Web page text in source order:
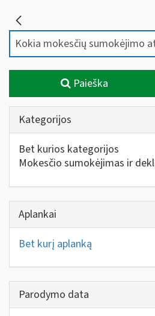
Paieška
Kategorijos
Bet kurios kategorijos
Mokesčio sumokėjimas ir
Aplankai
Bet kurį aplanką
Parodymo data